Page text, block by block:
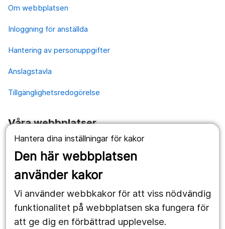
Hantera dina inställningar för kakor
Den här webbplatsen
använder kakor
Vi använder webbkakor för att viss nödvändig
funktionalitet på webbplatsen ska fungera för
att ge dig en förbättrad upplevelse.
Om webbplatsen
Inloggning för anställda
Hantering av personuppgifter
Anslagstavla
Tillgänglighetsredogörelse
Våra webbplatser
1177.se
Länstrafiken
Utveckling